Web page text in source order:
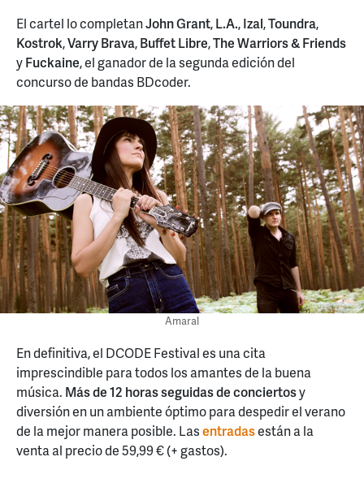
El cartel lo completanJohn Grant,L.A.,Izal,Toundra,
Kostrok,Varry Brava,Buffet Libre,The Warriors & Friends
yFuckaine, el ganador de la segunda edición del
concurso de bandas BDcoder.
Amaral
En definitiva, el DCODE Festival es una cita
imprescindible para todos los amantes de la buena
música. Más de 12 horas seguidas de conciertosy
diversión en un ambiente óptimo para despedir el verano
de la mejor manera posible. Lasentradasestán a la
venta al precio de 59,99 € (+ gastos).